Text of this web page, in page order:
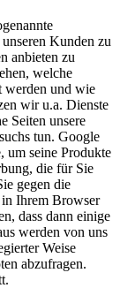
Kunden zu
anbieten zu
welche
werden und wie
wir u.a. Dienste
Seiten unsere
tun. Google
um seine Produkte
die für Sie
gegen die
Ihrem Browser
dass dann einige
werden von uns
Weise
abzufragen.